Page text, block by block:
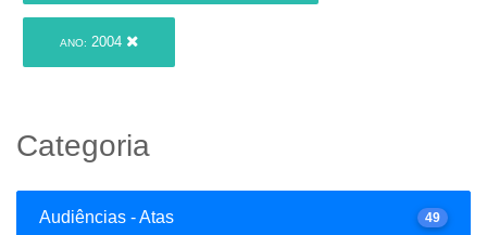
ANO: 2004
Categoria
Audiências - Atas 49